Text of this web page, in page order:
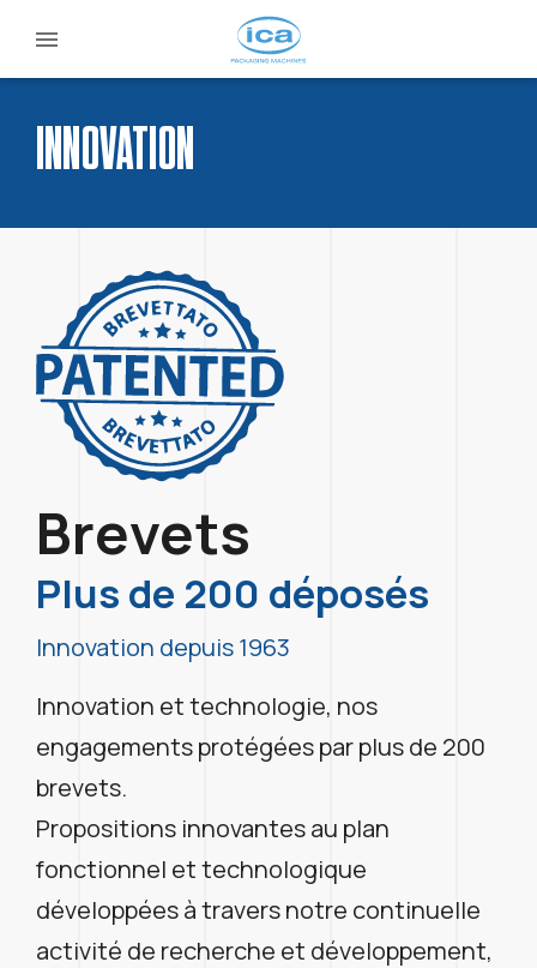
INNOVATION
Brevets
Plus de 200 déposés
Innovation depuis 1963
Innovation et technologie, nos
engagements protégées par plus de 200
brevets.
Propositions innovantes au plan
fonctionnel et technologique
développées à travers notre continuelle
activité de recherche et développement,